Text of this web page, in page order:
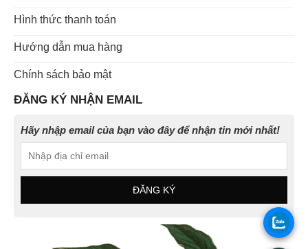
Hình thức thanh toán
Hướng dẫn mua hàng
Chính sách bảo mật
ĐĂNG KÝ NHẬN EMAIL
Hãy nhập email của bạn vào đây để nhận tin mới nhất!
.